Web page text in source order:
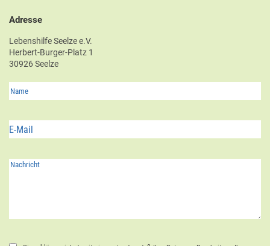
Adresse
Lebenshilfe Seelze e.V.
Herbert-Burger-Platz 1
30926 Seelze